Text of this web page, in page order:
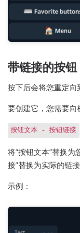
带链接的按钮
按下后会将您重定向
要创建它，您需要向
按钮文本 - 按钮链接
将“按钮文本”替换为
接”替换为实际的链接
示例：